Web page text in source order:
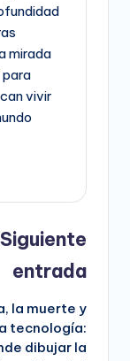
mirada
vivir
Siguiente
entrada
la muerte y
tecnología:
dibujar la